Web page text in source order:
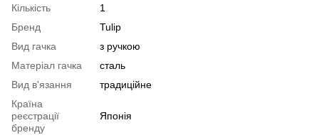
Кількість
1
Бренд
Tulip
Вид гачка
з ручкою
Матеріал гачка
сталь
Вид в'язання
традиційне
Країна
реєстрації
бренду
Японія